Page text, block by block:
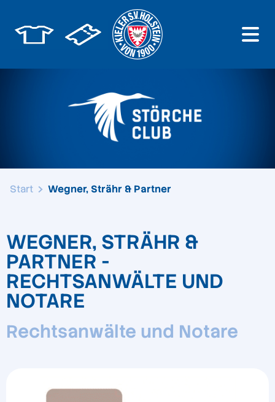
Start Wegner, Strähr & Partner
WEGNER, STRÄHR &
PARTNER -
RECHTSANWÄLTE UND
NOTARE
Rechtsanwälte und Notare